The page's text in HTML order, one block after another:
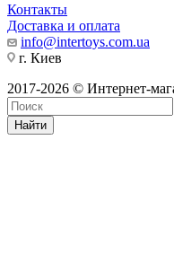
Контакты
Доставка и оплата
info@intertoys.com.ua
г. Киев
2017-2026 © Интернет-
Найти